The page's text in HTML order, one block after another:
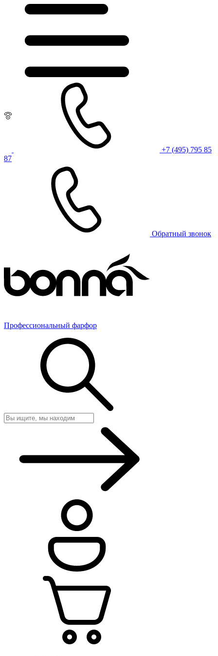
+7 (495) 795 85
87
Обратный звонок
Профессиональный фарфор